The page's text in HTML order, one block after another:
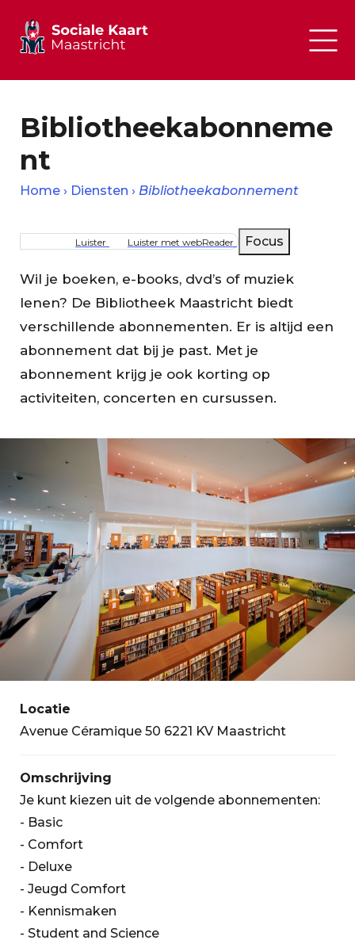
Bibliotheekabonneme
nt
Kruimelpad
Home Diensten Bibliotheekabonnement
Luister Luister met webReader Focus
Wil je boeken, e-books, dvd’s of muziek
lenen? De Bibliotheek Maastricht biedt
verschillende abonnementen. Er is altijd een
abonnement dat bij je past. Met je
abonnement krijg je ook korting op
activiteiten, concerten en cursussen.
Locatie
Avenue Céramique 50 6221 KV Maastricht
Omschrijving
Je kunt kiezen uit de volgende abonnementen:
- Basic
- Comfort
- Deluxe
- Jeugd Comfort
- Kennismaken
- Student and Science